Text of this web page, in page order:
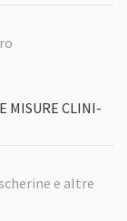
MISURE CLINI-
e altre